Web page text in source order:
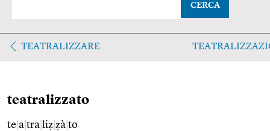
CERCA
TEATRALIZZARE
teatralizzato
te a tra liẓ ẓà to